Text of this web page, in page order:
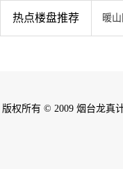
热点楼盘推荐 暖
版权所有 © 2009 烟台龙真